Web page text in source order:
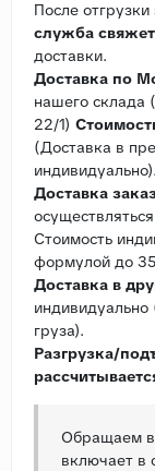
После
служба
доставки.
Доставка по
нашего склада
22/1)
(Доставка в
индивидуально).
Доставка
Стоимость
формулой до
Доставка в
индивидуально
груза).
Разгрузка/
Обращаем
включает в